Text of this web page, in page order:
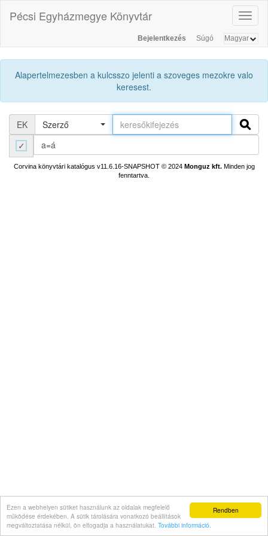
Rendben
Ezen a webhelyen sütiket használunk az oldalak megfelelő
működése érdekében. A sütik tárolására vonatkozó beállítások
megváltoztatása nélkül, ön elfogadja a használatukat. További információ.
Pécsi Egyházmegye Könyvtár
Bejelentkezés Súgó
Alapertelmezesben a kulcsszo jelenti a szoveges mezokre valo
keresest.
EK
Szerző
a=á
Corvina könyvtári katalógus v11.6.16-SNAPSHOT© 2024 Monguz kft.Minden jog
fenntartva.